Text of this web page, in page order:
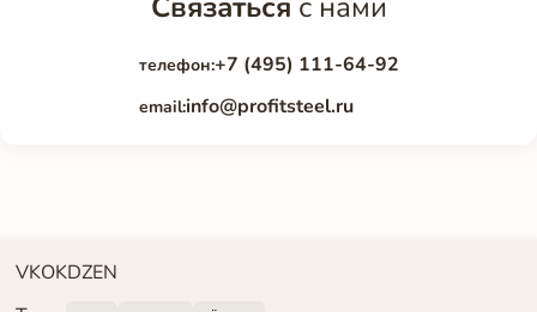
телефон:+7 (495) 111-64-92
email:info@profitsteel.ru
VKOKDZEN